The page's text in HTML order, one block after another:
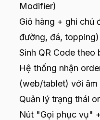
Modifier)
Giỏ hàng + ghi chú
đường, đá, topping)
Sinh QR Code theo
Hệ thống nhận
(web/tablet) với âm
Quản lý trạng thái
Nút "Gọi phục vụ"